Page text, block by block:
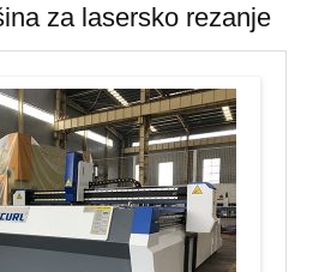
za lasersko rezanje